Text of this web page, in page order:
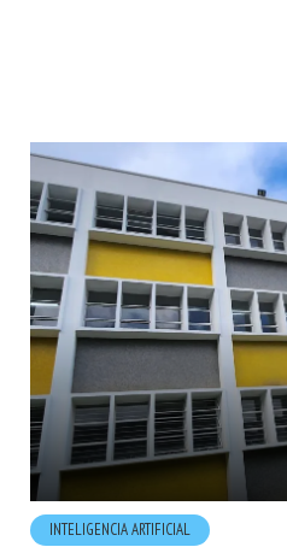
INTELIGENCIA ARTIFICIAL